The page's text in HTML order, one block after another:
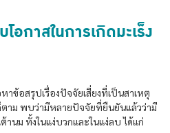
กาสในการเกิดมะเร็ง
าข้อสรุปเรื่องปัจจัยเสี่ยงที่เป็นสาเหตุ
ก็ตาม พบว่ามีหลายปัจจัยที่ยืนยันแล้วว่ามี
านม ทั้งในแง่บวกและในแง่ลบ ได้แก่